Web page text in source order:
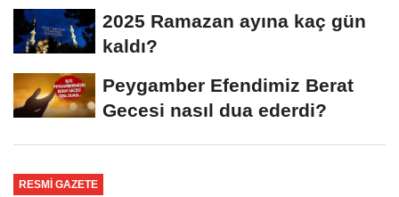
2025 Ramazan ayına kaç gün
kaldı?
Peygamber Efendimiz Berat
Gecesi nasıl dua ederdi?
RESMİ GAZETE